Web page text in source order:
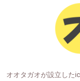
オオタガオが設立した